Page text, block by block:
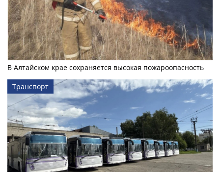
В Алтайском крае сохраняется высокая пожароопасность
Транспорт